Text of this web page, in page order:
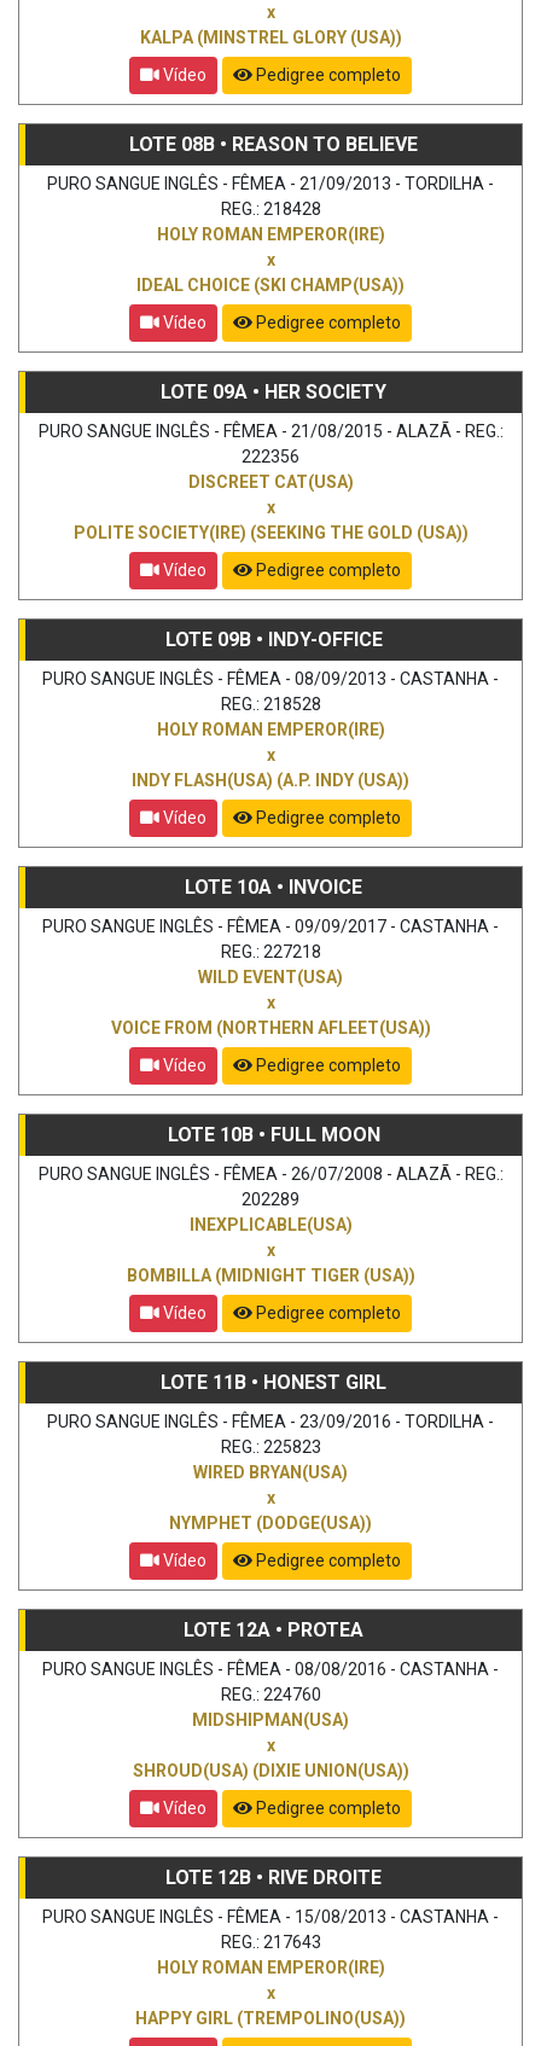
x
KALPA (MINSTREL GLORY (USA))
Vídeo
Pedigree completo
LOTE 08B • REASON TO BELIEVE
PURO SANGUE INGLÊS - FÊMEA - 21/09/2013 - TORDILHA -
REG.: 218428
HOLY ROMAN EMPEROR(IRE)
x
IDEAL CHOICE (SKI CHAMP(USA))
Vídeo
Pedigree completo
LOTE 09A • HER SOCIETY
PURO SANGUE INGLÊS - FÊMEA - 21/08/2015 - ALAZÃ - REG.:
222356
DISCREET CAT(USA)
x
POLITE SOCIETY(IRE) (SEEKING THE GOLD (USA))
Vídeo
Pedigree completo
LOTE 09B • INDY-OFFICE
PURO SANGUE INGLÊS - FÊMEA - 08/09/2013 - CASTANHA -
REG.: 218528
HOLY ROMAN EMPEROR(IRE)
x
INDY FLASH(USA) (A.P. INDY (USA))
Vídeo
Pedigree completo
LOTE 10A • INVOICE
PURO SANGUE INGLÊS - FÊMEA - 09/09/2017 - CASTANHA -
REG.: 227218
WILD EVENT(USA)
x
VOICE FROM (NORTHERN AFLEET(USA))
Vídeo
Pedigree completo
LOTE 10B • FULL MOON
PURO SANGUE INGLÊS - FÊMEA - 26/07/2008 - ALAZÃ - REG.:
202289
INEXPLICABLE(USA)
x
BOMBILLA (MIDNIGHT TIGER (USA))
Vídeo
Pedigree completo
LOTE 11B • HONEST GIRL
PURO SANGUE INGLÊS - FÊMEA - 23/09/2016 - TORDILHA -
REG.: 225823
WIRED BRYAN(USA)
x
NYMPHET (DODGE(USA))
Vídeo
Pedigree completo
LOTE 12A • PROTEA
PURO SANGUE INGLÊS - FÊMEA - 08/08/2016 - CASTANHA -
REG.: 224760
MIDSHIPMAN(USA)
x
SHROUD(USA) (DIXIE UNION(USA))
Vídeo
Pedigree completo
LOTE 12B • RIVE DROITE
PURO SANGUE INGLÊS - FÊMEA - 15/08/2013 - CASTANHA -
REG.: 217643
HOLY ROMAN EMPEROR(IRE)
x
HAPPY GIRL (TREMPOLINO(USA))